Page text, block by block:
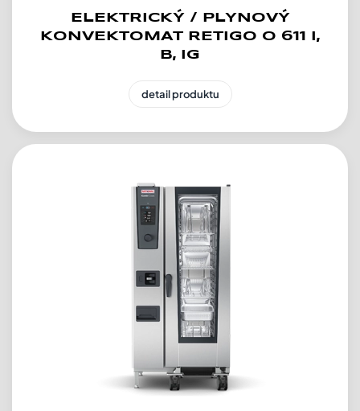
ELEKTRICKÝ / PLYNOVÝ
KONVEKTOMAT RETIGO O 611 I,
B, IG
detail produktu